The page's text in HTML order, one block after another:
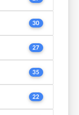
30
27
35
22